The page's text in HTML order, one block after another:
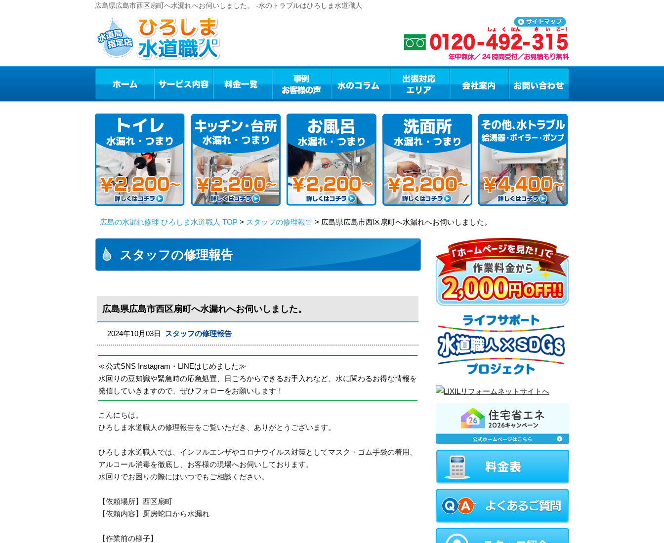
広島県広島市西区扇町へ水漏れへお伺いしました。 -水のトラブルはひろしま水道職人
広島の水漏れ修理 ひろしま水道職人 TOP > スタッフの修理報告 > 広島県広島市西区扇町へ水漏れへお伺いしました。
スタッフの修理報告
広島県広島市西区扇町へ水漏れへお伺いしました。
2024年10月03日 スタッフの修理報告
≪公式SNS Instagram・LINEはじめました≫
水回りの豆知識や緊急時の応急処置、日ごろからできるお手入れなど、水に関わるお得な情報を
発信していきますので、ぜひフォローをお願いします！
こんにちは。
ひろしま水道職人の修理報告をご覧いただき、ありがとうございます。
ひろしま水道職人では、インフルエンザやコロナウイルス対策としてマスク・ゴム手袋の着用、
アルコール消毒を徹底し、お客様の現場へお伺いしております。
水回りでお困りの際にはいつでもご相談ください。
【依頼場所】西区扇町
【依頼内容】厨房蛇口から水漏れ
【作業前の様子】